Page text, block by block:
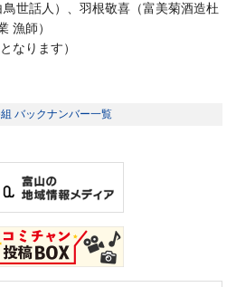
世話人）、羽根敬喜（富美菊酒造杜
漁師）
なります）
バックナンバー一覧